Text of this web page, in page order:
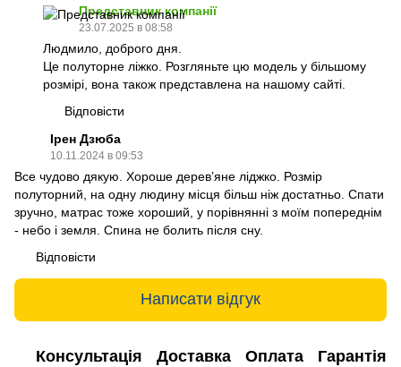
Представник компанії
23.07.2025 в 08:58
Людмило, доброго дня.
Це полуторне ліжко. Розгляньте цю модель у більшому
розмірі, вона також представлена на нашому сайті.
Відповісти
Ірен Дзюба
10.11.2024 в 09:53
Все чудово дякую. Хороше дерев’яне ліджко. Розмір
полуторний, на одну людину місця більш ніж достатньо. Спати
зручно, матрас тоже хороший, у порівнянні з моїм попереднім
- небо і земля. Спина не болить після сну.
Відповісти
Написати відгук
Консультація Доставка Оплата Гарантія